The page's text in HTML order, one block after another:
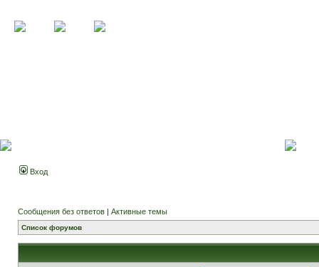
Вход
Сообщения без ответов | Активные темы
Список форумов